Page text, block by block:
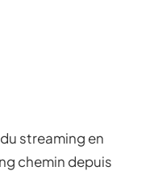
streaming en
chemin depuis